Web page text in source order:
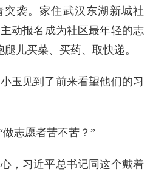
突袭。家住武汉东湖新城社
动报名成为社区最年轻的志
儿买菜、买药、取快递。
玉见到了前来看望他们的习
做志愿者苦不苦？”
，习近平总书记同这个戴着